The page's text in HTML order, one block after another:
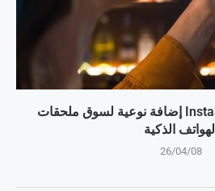
شاشة Snap من Insta360 إضافة نوعية لسوق ملحقات
الهواتف الذكية
26/04/08